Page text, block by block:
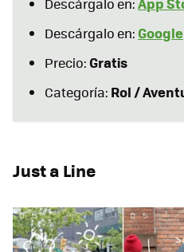
Descárgalo en: Google
Precio:Gratis
Categoría: Rol /
Just a Line